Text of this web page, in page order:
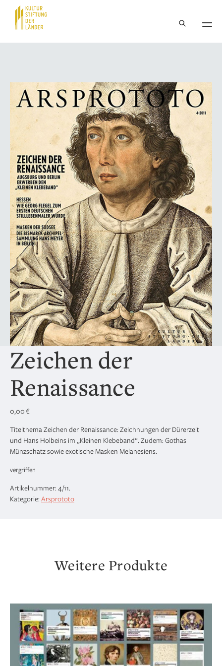
Hauptnavigation
Zeichen der
Renaissance
0,00€
Titelthema Zeichen der Renaissance: Zeichnungen der Dürerzeit
und Hans Holbeins im „Kleinen Klebeband“. Zudem: Gothas
Münzschatz sowie exotische Masken Melanesiens.
vergriffen
Artikelnummer: 4/11.
Kategorie: Arsprototo
Weitere Produkte